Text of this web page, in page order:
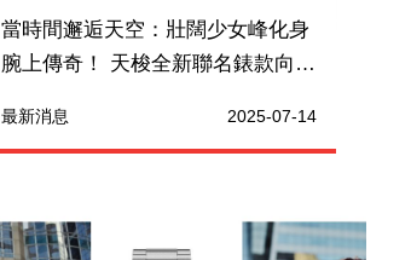
當時間邂逅天空：壯闊少女峰化身
腕上傳奇！ 天梭全新聯名錶款向阿
最新消息 2025-07-14